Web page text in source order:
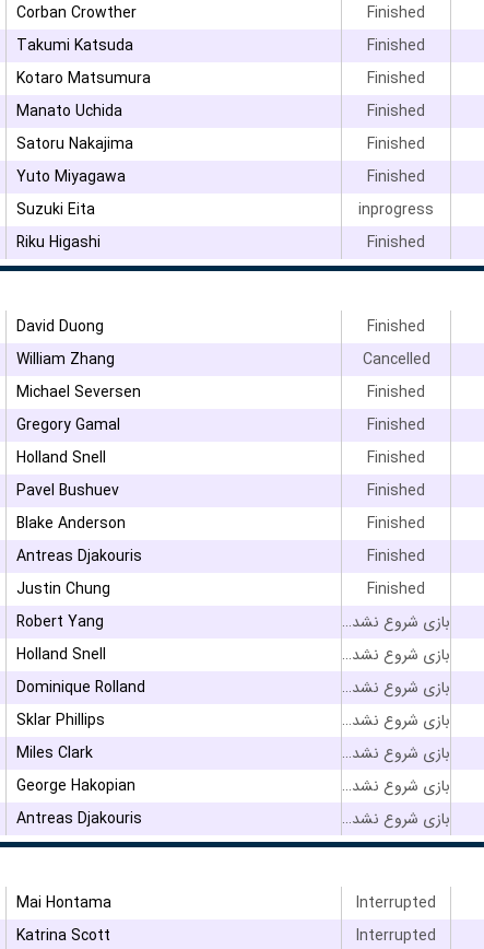
Corban Crowther Finished
Takumi Katsuda Finished
Kotaro Matsumura Finished
Manato Uchida Finished
Satoru Nakajima Finished
Yuto Miyagawa Finished
Suzuki Eita inprogress
Riku Higashi Finished
David Duong Finished
William Zhang Cancelled
Michael Seversen Finished
Gregory Gamal Finished
Holland Snell Finished
Pavel Bushuev Finished
Blake Anderson Finished
Antreas Djakouris Finished
Justin Chung Finished
Robert Yang بازی شروع نشده است
Holland Snell بازی شروع نشده است
Dominique Rolland بازی شروع نشده است
Sklar Phillips بازی شروع نشده است
Miles Clark بازی شروع نشده است
George Hakopian بازی شروع نشده است
Antreas Djakouris بازی شروع نشده است
Mai Hontama Interrupted
Katrina Scott Interrupted